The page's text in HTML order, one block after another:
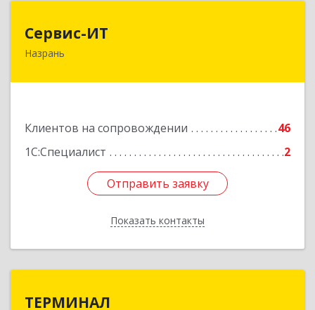
Сервис-ИТ
Назрань
Клиентов на сопровождении
46
1С:Специалист
2
Отправить заявку
Показать контакты
Подробнее
Отправить заявку
Назад
ТЕРМИНАЛ